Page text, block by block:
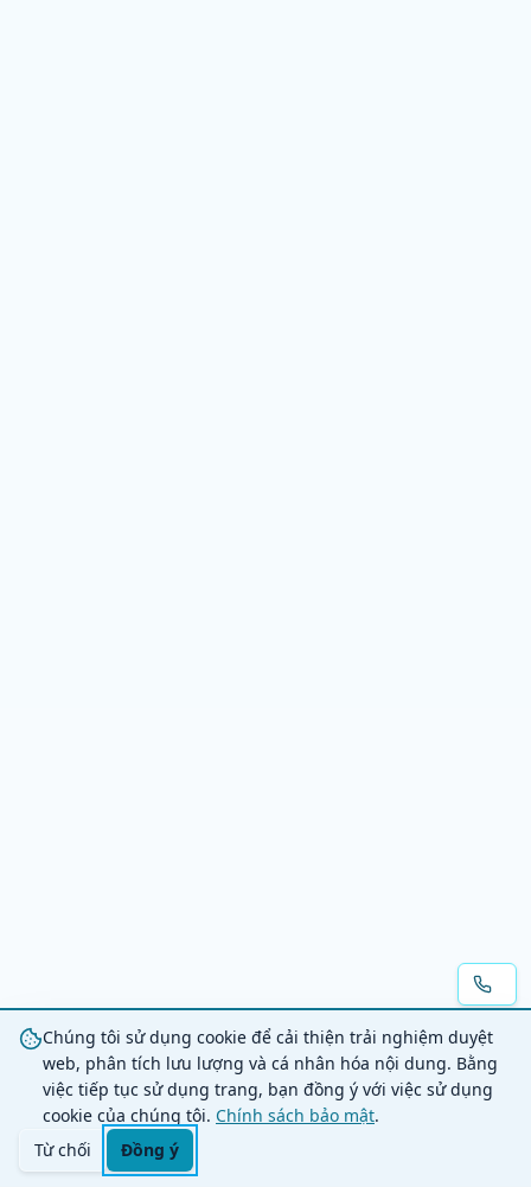
Chúng tôi sử dụng cookie để cải thiện trải nghiệm duyệt
web, phân tích lưu lượng và cá nhân hóa nội dung. Bằng
việc tiếp tục sử dụng trang, bạn đồng ý với việc sử dụng
cookie của chúng tôi. Chính sách bảo mật.
Từ chối
Đồng ý
Trang chủ Danh mục